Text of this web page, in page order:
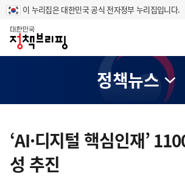
이 누리집은 대한민국 공식 전자정부 누리집입니다.
홈
정책뉴스
텐
영
‘AI·디지털 핵심인재’
성 추진